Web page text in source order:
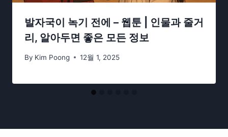
발자국이 녹기 전에 – 웹툰 | 인물과 줄거
리, 알아두면 좋은 모든 정보
By Kim Poong 12월 1, 2025